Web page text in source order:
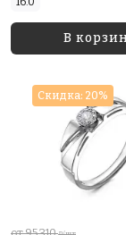
В
Скидка: 20%